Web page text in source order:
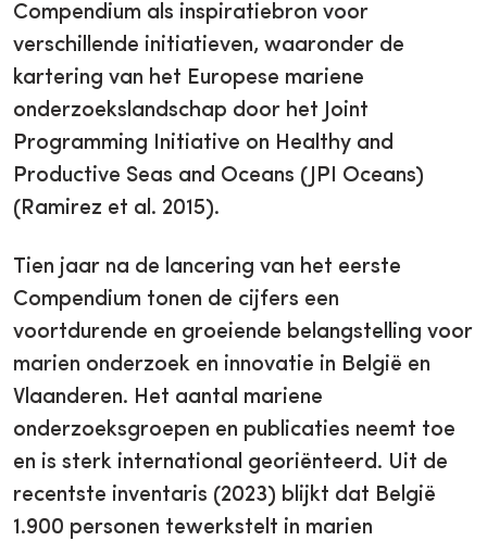
Compendium als inspiratiebron voor
verschillende initiatieven, waaronder de
kartering van het Europese mariene
onderzoekslandschap door het Joint
Programming Initiative on Healthy and
Productive Seas and Oceans (JPI Oceans)
(Ramirez et al. 2015).
Tien jaar na de lancering van het eerste
Compendium tonen de cijfers een
voortdurende en groeiende belangstelling voor
marien onderzoek en innovatie in België en
Vlaanderen. Het aantal mariene
onderzoeksgroepen en publicaties neemt toe
en is sterk international georiënteerd. Uit de
recentste inventaris (2023) blijkt dat België
1.900 personen tewerkstelt in marien